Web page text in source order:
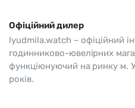
Офіційний дилер
lyudmila.watch – офіційний
годинниково-ювелірних
функціюнуючий на ринку м.
років.